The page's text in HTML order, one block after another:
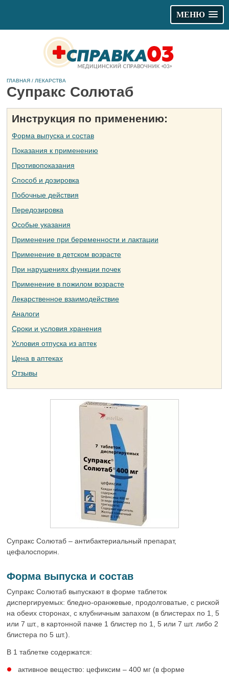
МЕНЮ
ГЛАВНАЯ / ЛЕКАРСТВА
Супракс Солютаб
Инструкция по применению:
Форма выпуска и состав
Показания к применению
Противопоказания
Способ и дозировка
Побочные действия
Передозировка
Особые указания
Применение при беременности и лактации
Применение в детском возрасте
При нарушениях функции почек
Применение в пожилом возрасте
Лекарственное взаимодействие
Аналоги
Сроки и условия хранения
Условия отпуска из аптек
Цена в аптеках
Отзывы
Супракс Солютаб – антибактериальный препарат,
цефалоспорин.
Форма выпуска и состав
Супракс Солютаб выпускают в форме таблеток
диспергируемых: бледно-оранжевые, продолговатые, с риской
на обеих сторонах, с клубничным запахом (в блистерах по 1, 5
или 7 шт., в картонной пачке 1 блистер по 1, 5 или 7 шт. либо 2
блистера по 5 шт.).
В 1 таблетке содержатся:
активное вещество: цефиксим – 400 мг (в форме